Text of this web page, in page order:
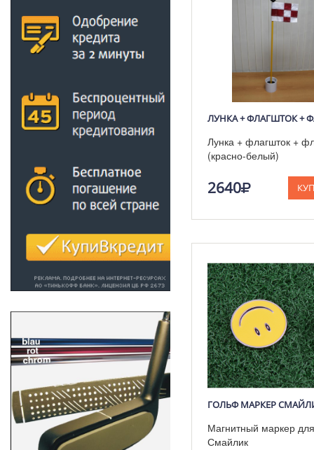
Лунка + флагшток +
(красно-белый)
2640
ГОЛЬФ МАРКЕР
Магнитный маркер
Смайлик